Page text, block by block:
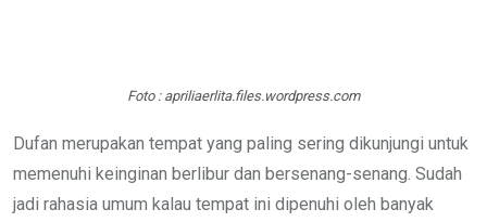
Foto : apriliaerlita.files.wordpress.com
Dufan merupakan tempat yang paling sering dikunjungi untuk
memenuhi keinginan berlibur dan bersenang-senang. Sudah
jadi rahasia umum kalau tempat ini dipenuhi oleh banyak